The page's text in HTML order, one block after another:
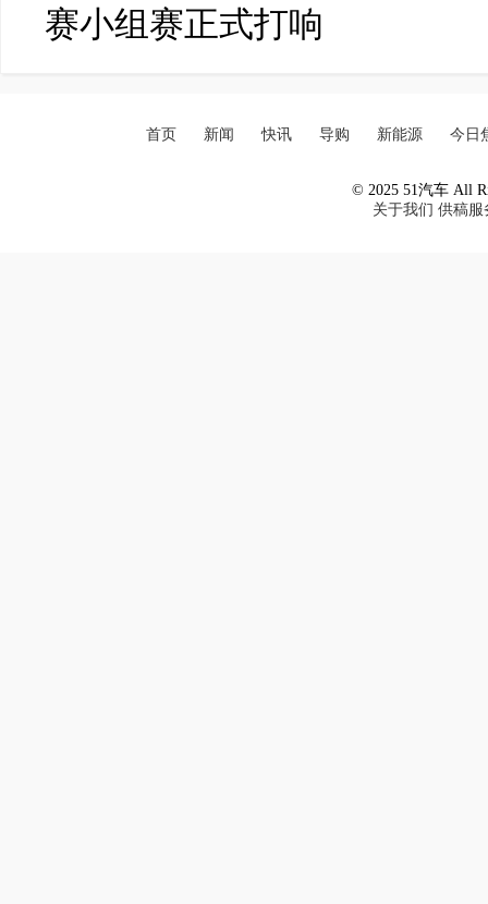
赛小组赛正式打响
首页 新闻 快讯 导购 新能源 今日
© 2025 51汽车 All
关于我们 供稿服